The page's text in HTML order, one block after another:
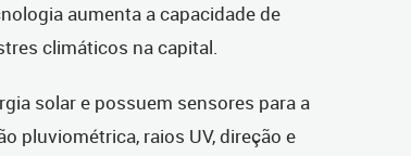
aumenta a capacidade de
climáticos na capital.
solar e possuem sensores para a
pluviométrica, raios UV, direção e